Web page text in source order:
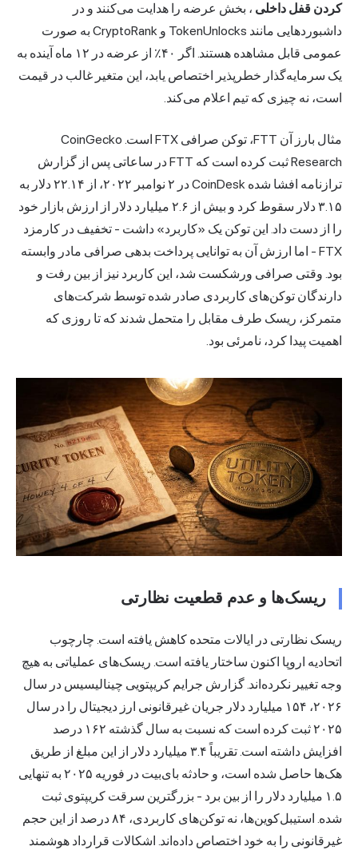
کردن قفل داخلی ، بخش عرضه را هدایت می‌کنند و در
داشبوردهایی مانند TokenUnlocks و CryptoRank به صورت
عمومی قابل مشاهده هستند. اگر ۴۰٪ از عرضه در ۱۲ ماه آینده به
یک سرمایه‌گذار خطرپذیر اختصاص یابد، این متغیر غالب در قیمت
است، نه چیزی که تیم اعلام می‌کند.
مثال بارز آن FTT، توکن صرافی FTX است. CoinGecko
Research ثبت کرده است که FTT در ساعاتی پس از گزارش
ترازنامه افشا شده CoinDesk در ۲ نوامبر ۲۰۲۲، از ۲۲.۱۴ دلار به
۳.۱۵ دلار سقوط کرد و بیش از ۲.۶ میلیارد دلار از ارزش بازار خود
را از دست داد. این توکن یک «کاربرد» داشت - تخفیف در کارمزد
FTX - اما ارزش آن به توانایی پرداخت بدهی صرافی مادر وابسته
بود. وقتی صرافی ورشکست شد، این کاربرد نیز از بین رفت و
دارندگان توکن‌های کاربردی صادر شده توسط شرکت‌های
متمرکز، ریسک طرف مقابل را متحمل شدند که تا روزی که
اهمیت پیدا کرد، نامرئی بود.
ریسک‌ها و عدم قطعیت نظارتی
ریسک نظارتی در ایالات متحده کاهش یافته است. چارچوب
اتحادیه اروپا اکنون ساختار یافته است. ریسک‌های عملیاتی به هیچ
وجه تغییر نکرده‌اند. گزارش جرایم کریپتویی چینالیسیس در سال
۲۰۲۶، ۱۵۴ میلیارد دلار جریان غیرقانونی ارز دیجیتال را در سال
۲۰۲۵ ثبت کرده است که نسبت به سال گذشته ۱۶۲ درصد
افزایش داشته است. تقریباً ۳.۴ میلیارد دلار از این مبلغ از طریق
هک‌ها حاصل شده است، و حادثه بای‌بیت در فوریه ۲۰۲۵ به تنهایی
۱.۵ میلیارد دلار را از بین برد - بزرگترین سرقت کریپتوی ثبت
شده. استیبل‌کوین‌ها، نه توکن‌های کاربردی، ۸۴ درصد از این حجم
غیرقانونی را به خود اختصاص داده‌اند. اشکالات قرارداد هوشمند